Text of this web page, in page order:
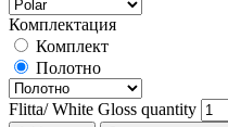
Комплектация
Комплект
Полотно
Flitta/ White Gloss quantity